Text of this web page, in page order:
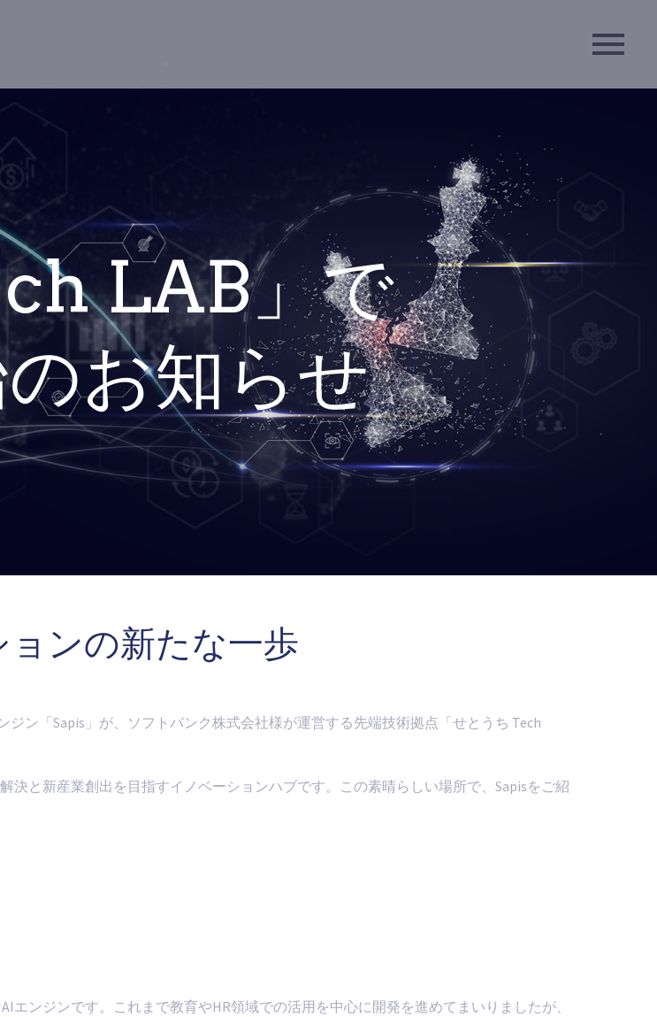
LAB」で
お知らせ
ンの新たな一歩
ン「Sapis」が、ソフトバンク株式会社様が運営する先端技術拠点「せとうち Tech
決と新産業創出を目指すイノベーションハブです。この素晴らしい場所で、Sapisをご紹
ンジンです。これまで教育やHR領域での活用を中心に開発を進めてまいりましたが、